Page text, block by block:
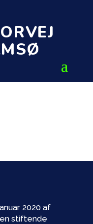
2020 af
stiftende